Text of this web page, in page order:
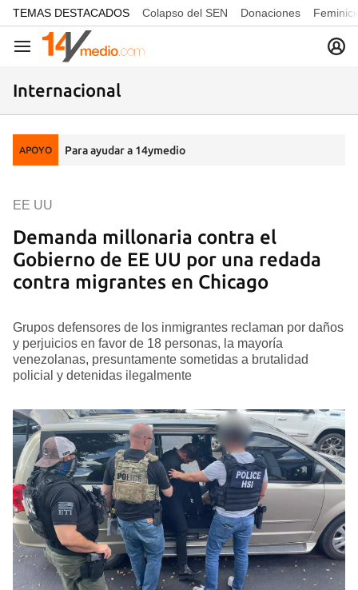
common.go-to-content
TEMAS DESTACADOS Colapso del SEN Donaciones
Navegación
Internacional
APOYO Para ayudar a 14ymedio
Demanda millonaria contra el
Gobierno de EE UU por una redada
contra migrantes en Chicago
EE UU
Grupos defensores de los inmigrantes reclaman por daños
y perjuicios en favor de 18 personas, la mayoría
venezolanas, presuntamente sometidas a brutalidad
policial y detenidas ilegalmente